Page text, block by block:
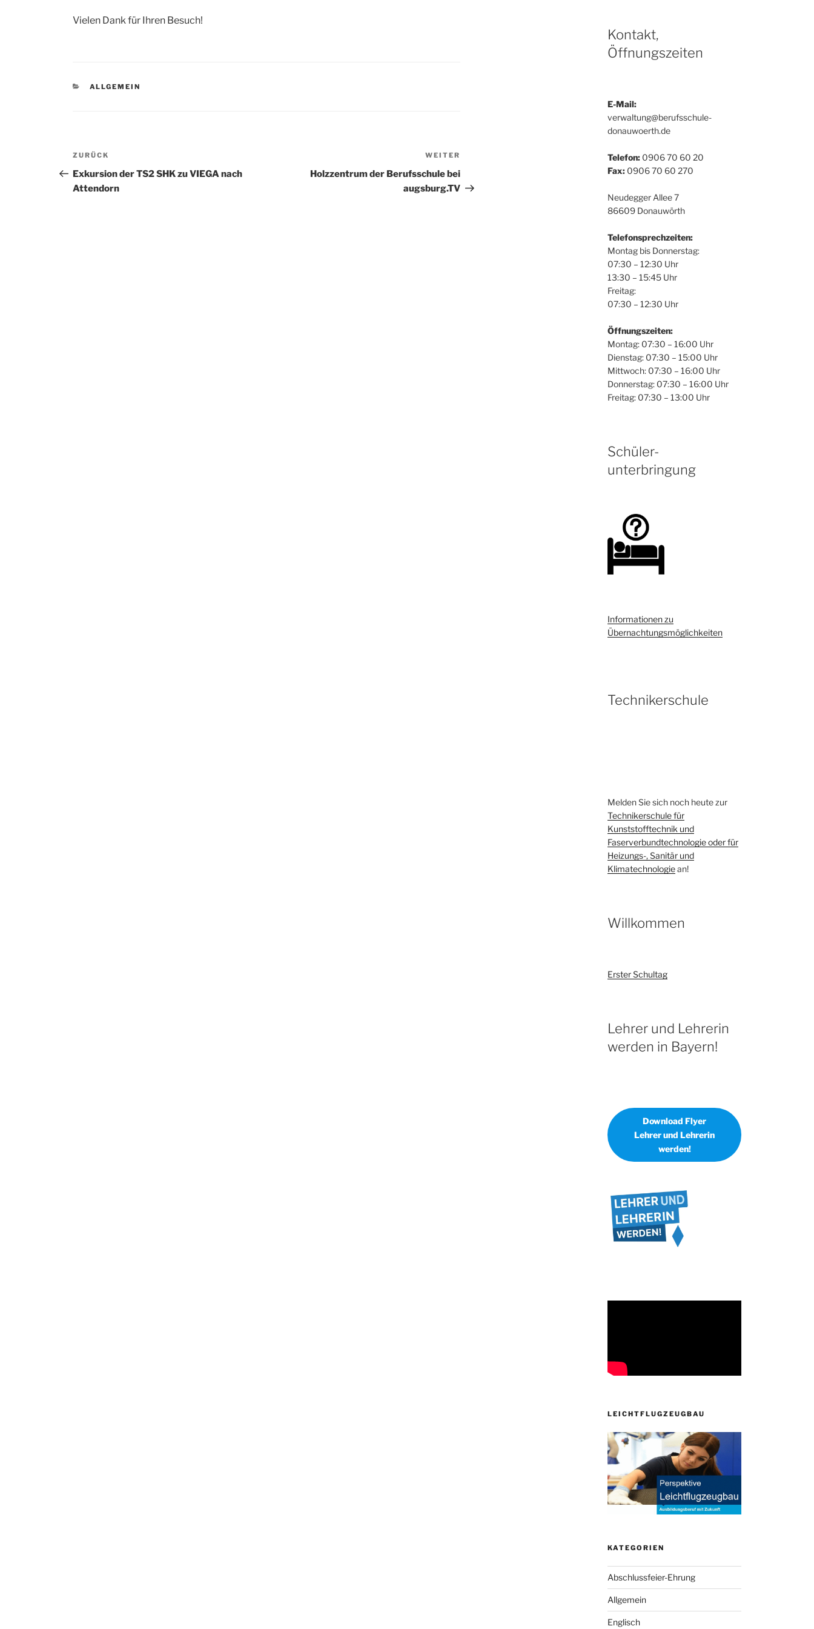
Vielen Dank für Ihren Besuch!
KATEGORIEN
ALLGEMEIN
Beitragsnavigation
Vorheriger
Beitrag
ZURÜCK
Exkursion der TS2 SHK zu VIEGA nach
Attendorn
Beitrag
WEITER
Holzzentrum der Berufsschule bei
augsburg.TV
Kontakt,
Öffnungszeiten
E-Mail:
verwaltung@berufsschule-
donauwoerth.de
Telefon: 0906 70 60 20
Fax: 0906 70 60 270
Neudegger Allee 7
86609 Donauwörth
Telefonsprechzeiten:
Montag bis Donnerstag:
07:30 – 12:30 Uhr
13:30 – 15:45 Uhr
Freitag:
07:30 – 12:30 Uhr
Öffnungszeiten:
Montag: 07:30 – 16:00 Uhr
Dienstag: 07:30 – 15:00 Uhr
Mittwoch: 07:30 – 16:00 Uhr
Donnerstag: 07:30 – 16:00 Uhr
Freitag: 07:30 – 13:00 Uhr
Schüler-
unterbringung
Informationen zu
Übernachtungsmöglichkeiten
Technikerschule
Melden Sie sich noch heute zur
Technikerschule für
Kunststofftechnik und
Faserverbundtechnologie oder für
Heizungs-, Sanitär und
Klimatechnologiean!
Willkommen
Erster Schultag
Lehrer und Lehrerin
werden in Bayern!
Download Flyer
Lehrer und Lehrerin
werden!
LEICHTFLUGZEUGBAU
KATEGORIEN
Abschlussfeier-Ehrung
Allgemein
Englisch